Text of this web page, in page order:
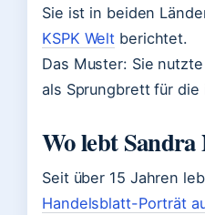
Sie ist in beiden
KSPK Welt berichtet.
Das Muster: Sie
als Sprungbrett für die
Wo lebt Sandra
Seit über 15 Jahren
Handelsblatt-Porträt